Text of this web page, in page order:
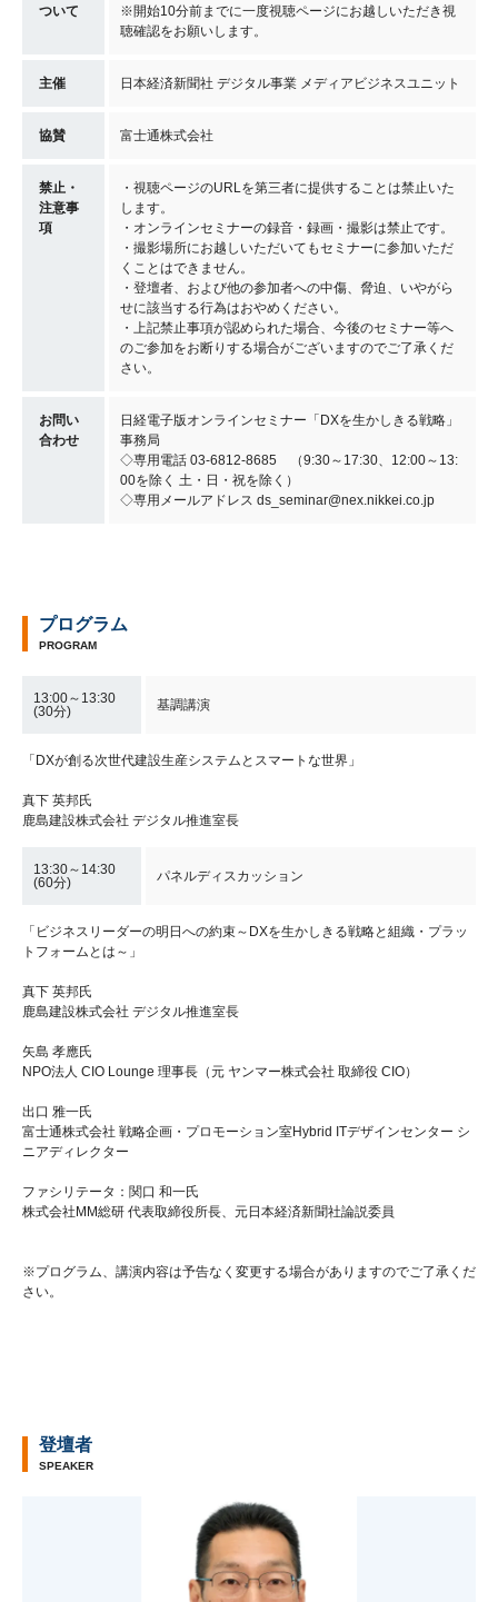
ついて
※開始10分前までに一度視聴ページにお越しいただき視
聴確認をお願いします。
主催 日本経済新聞社 デジタル事業 メディアビジネスユニット
協賛 富士通株式会社
禁止・
注意事
項
・視聴ページのURLを第三者に提供することは禁止いた
します。
・オンラインセミナーの録音・録画・撮影は禁止です。
・撮影場所にお越しいただいてもセミナーに参加いただ
くことはできません。
・登壇者、および他の参加者への中傷、脅迫、いやがら
せに該当する行為はおやめください。
・上記禁止事項が認められた場合、今後のセミナー等へ
のご参加をお断りする場合がございますのでご了承くだ
さい。
お問い
合わせ
日経電子版オンラインセミナー「DXを生かしきる戦略」
事務局
◇専用電話 03-6812-8685 （9:30～17:30、12:00～13:
00を除く 土・日・祝を除く）
◇専用メールアドレス ds_seminar@nex.nikkei.co.jp
プログラム
PROGRAM
13:00～13:30
(30分)
基調講演
「DXが創る次世代建設生産システムとスマートな世界」
真下 英邦氏
鹿島建設株式会社 デジタル推進室長
13:30～14:30
(60分)
パネルディスカッション
「ビジネスリーダーの明日への約束～DXを生かしきる戦略と組織・プラッ
トフォームとは～」
真下 英邦氏
鹿島建設株式会社 デジタル推進室長
矢島 孝應氏
NPO法人 CIO Lounge 理事長（元 ヤンマー株式会社 取締役 CIO）
出口 雅一氏
富士通株式会社 戦略企画・プロモーション室Hybrid ITデザインセンター シ
ニアディレクター
ファシリテータ：関口 和一氏
株式会社MM総研 代表取締役所長、元日本経済新聞社論説委員
※プログラム、講演内容は予告なく変更する場合がありますのでご了承くだ
さい。
登壇者
SPEAKER